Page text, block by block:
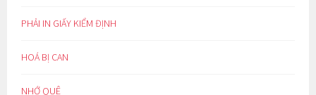
PHẢI IN GIẤY KIỂM ĐỊNH
HOÁ BỊ CAN
NHỚ QUÊ